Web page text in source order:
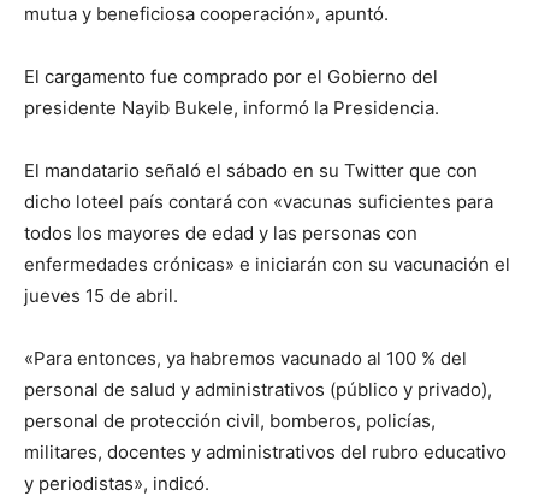
mutua y beneficiosa cooperación», apuntó.
El cargamento fue comprado por el Gobierno del
presidente Nayib Bukele, informó la Presidencia.
El mandatario señaló el sábado en su Twitter que con
dicho loteel país contará con «vacunas suficientes para
todos los mayores de edad y las personas con
enfermedades crónicas» e iniciarán con su vacunación el
jueves 15 de abril.
«Para entonces, ya habremos vacunado al 100 % del
personal de salud y administrativos (público y privado),
personal de protección civil, bomberos, policías,
militares, docentes y administrativos del rubro educativo
y periodistas», indicó.